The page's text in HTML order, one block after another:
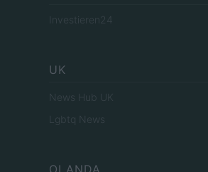
Investieren24
UK
News Hub UK
Lgbtq News
OLANDA